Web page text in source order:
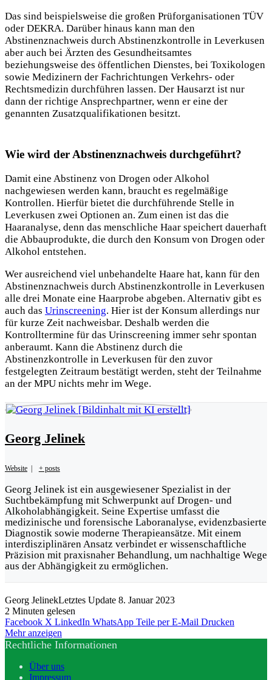
Das sind beispielsweise die großen Prüforganisationen TÜV
oder DEKRA. Darüber hinaus kann man den
Abstinenznachweis durch Abstinenzkontrolle in Leverkusen
aber auch bei Ärzten des Gesundheitsamtes
beziehungsweise des öffentlichen Dienstes, bei Toxikologen
sowie Medizinern der Fachrichtungen Verkehrs- oder
Rechtsmedizin durchführen lassen. Der Hausarzt ist nur
dann der richtige Ansprechpartner, wenn er eine der
genannten Zusatzqualifikationen besitzt.
Wie wird der Abstinenznachweis durchgeführt?
Damit eine Abstinenz von Drogen oder Alkohol
nachgewiesen werden kann, braucht es regelmäßige
Kontrollen. Hierfür bietet die durchführende Stelle in
Leverkusen zwei Optionen an. Zum einen ist das die
Haaranalyse, denn das menschliche Haar speichert dauerhaft
die Abbauprodukte, die durch den Konsum von Drogen oder
Alkohol entstehen.
Wer ausreichend viel unbehandelte Haare hat, kann für den
Abstinenznachweis durch Abstinenzkontrolle in Leverkusen
alle drei Monate eine Haarprobe abgeben. Alternativ gibt es
auch das Urinscreening. Hier ist der Konsum allerdings nur
für kurze Zeit nachweisbar. Deshalb werden die
Kontrolltermine für das Urinscreening immer sehr spontan
anberaumt. Kann die Abstinenz durch die
Abstinenzkontrolle in Leverkusen für den zuvor
festgelegten Zeitraum bestätigt werden, steht der Teilnahme
an der MPU nichts mehr im Wege.
Georg Jelinek
Website + posts
Georg Jelinek ist ein ausgewiesener Spezialist in der
Suchtbekämpfung mit Schwerpunkt auf Drogen- und
Alkoholabhängigkeit. Seine Expertise umfasst die
medizinische und forensische Laboranalyse, evidenzbasierte
Diagnostik sowie moderne Therapieansätze. Mit einem
interdisziplinären Ansatz verbindet er wissenschaftliche
Präzision mit praxisnaher Behandlung, um nachhaltige Wege
aus der Abhängigkeit zu ermöglichen.
Georg JelinekLetztes Update 8. Januar 2023
2 Minuten gelesen
Facebook X LinkedIn WhatsApp Teile per E-Mail Drucken
Mehr anzeigen
Rechtliche Informationen
Über uns
Impressum